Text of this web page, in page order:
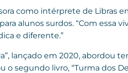
como intérprete de Libras
alunos surdos. “Com essa
e diferente.”
lançado em 2020, abordou
o segundo livro, “Turma dos